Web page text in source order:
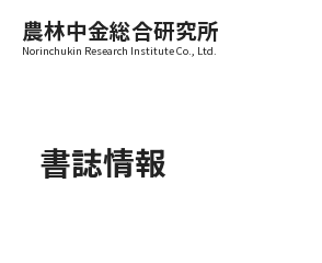
農林中金総合研究所
Norinchukin Research Institute Co., Ltd.
書誌情報